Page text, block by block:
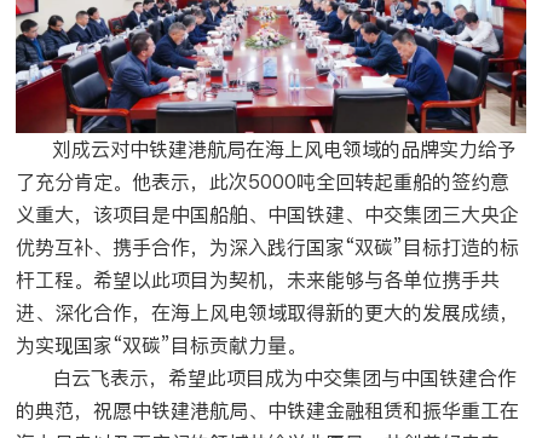
刘成云对中铁建港航局在海上风电领域的品牌实力给予
了充分肯定。他表示，此次5000吨全回转起重船的签约意
义重大，该项目是中国船舶、中国铁建、中交集团三大央企
优势互补、携手合作，为深入践行国家“双碳”目标打造的标
杆工程。希望以此项目为契机，未来能够与各单位携手共
进、深化合作，在海上风电领域取得新的更大的发展成绩，
为实现国家“双碳”目标贡献力量。
白云飞表示，希望此项目成为中交集团与中国铁建合作
的典范，祝愿中铁建港航局、中铁建金融租赁和振华重工在